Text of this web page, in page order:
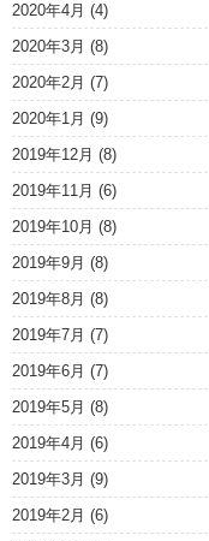
2020年4月 (4)
2020年3月 (8)
2020年2月 (7)
2020年1月 (9)
2019年12月 (8)
2019年11月 (6)
2019年10月 (8)
2019年9月 (8)
2019年8月 (8)
2019年7月 (7)
2019年6月 (7)
2019年5月 (8)
2019年4月 (6)
2019年3月 (9)
2019年2月 (6)